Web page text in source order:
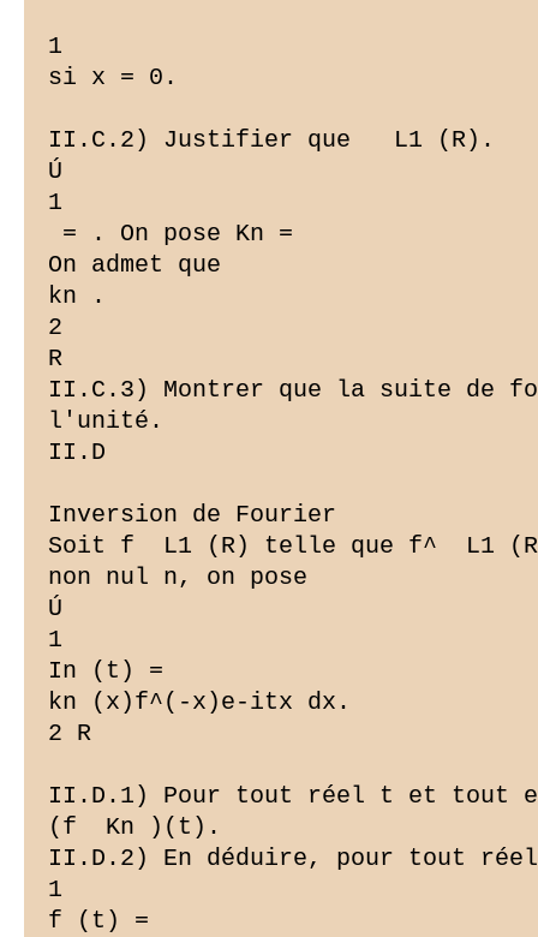
1
si x = 0.
II.C.2) Justifier que   L1 (R).
Ú
1
= . On pose Kn =
On admet que
kn .
2
R
II.C.3) Montrer que la suite de
l'unité.
II.D ­
Inversion de Fourier
Soit f  L1 (R) telle que f^  L1
non nul n, on pose
Ú
1
In (t) =
kn (x)f^(-x)e-itx dx.
2 R
II.D.1) Pour tout réel t et tout
(f  Kn )(t).
II.D.2) En déduire, pour tout
1
f (t) =